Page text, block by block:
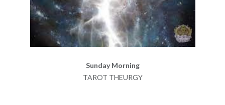
Sunday Morning
TAROT THEURGY